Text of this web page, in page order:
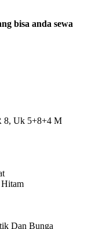
bisa anda sewa
8, Uk 5+8+4 M
Dan Bunga